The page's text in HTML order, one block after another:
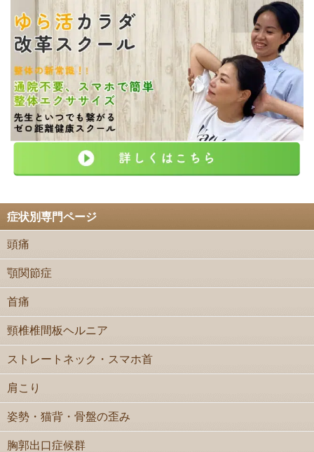
症状別専門ページ
頭痛
顎関節症
首痛
頸椎椎間板ヘルニア
ストレートネック・スマホ首
肩こり
姿勢・猫背・骨盤の歪み
胸郭出口症候群